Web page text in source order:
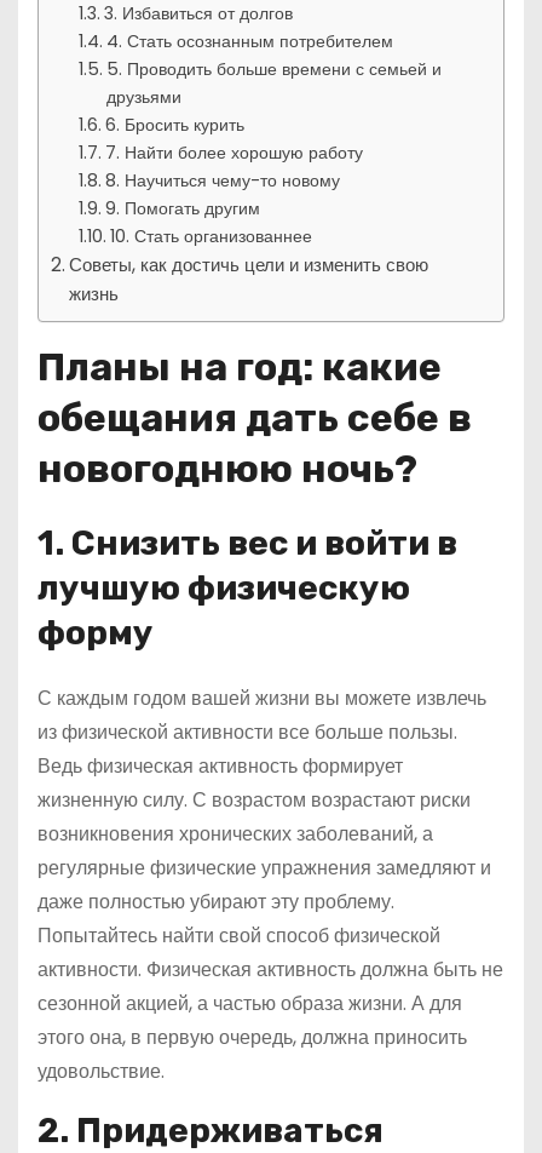
3. Избавиться от долгов
4. Стать осознанным потребителем
5. Проводить больше времени с семьей и
друзьями
6. Бросить курить
7. Найти более хорошую работу
8. Научиться чему-то новому
9. Помогать другим
10. Стать организованнее
Советы, как достичь цели и изменить свою
жизнь
Планы на год: какие
обещания дать себе в
новогоднюю ночь?
1. Снизить вес и войти в
лучшую физическую
форму
С каждым годом вашей жизни вы можете извлечь
из физической активности все больше пользы.
Ведь физическая активность формирует
жизненную силу. С возрастом возрастают риски
возникновения хронических заболеваний, а
регулярные физические упражнения замедляют и
даже полностью убирают эту проблему.
Попытайтесь найти свой способ физической
активности. Физическая активность должна быть не
сезонной акцией, а частью образа жизни. А для
этого она, в первую очередь, должна приносить
удовольствие.
2. Придерживаться